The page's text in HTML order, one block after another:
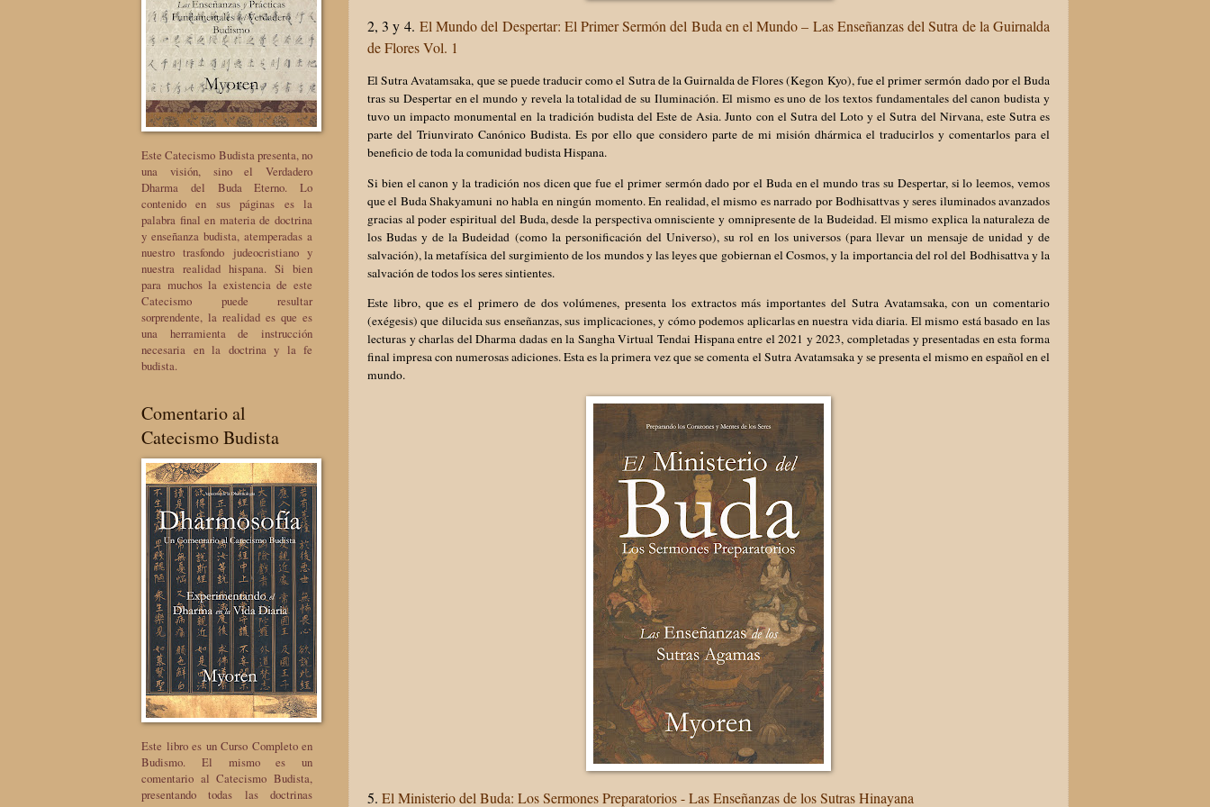
2, 3 y 4. El Mundo del Despertar: El Primer Sermón del Buda en el Mundo – Las Enseñanzas del Sutra de la Guirnalda
de Flores Vol. 1
El Sutra Avatamsaka, que se puede traducir como el Sutra de la Guirnalda de Flores (Kegon Kyo), fue el primer sermón dado por el Buda
tras su Despertar en el mundo y revela la totalidad de su Iluminación. El mismo es uno de los textos fundamentales del canon budista y
tuvo un impacto monumental en la tradición budista del Este de Asia. Junto con el Sutra del Loto y el Sutra del Nirvana, este Sutra es
parte del Triunvirato Canónico Budista. Es por ello que considero parte de mi misión dhármica el traducirlos y comentarlos para el
beneficio de toda la comunidad budista Hispana.
Si bien el canon y la tradición nos dicen que fue el primer sermón dado por el Buda en el mundo tras su Despertar, si lo leemos, vemos
que el Buda Shakyamuni no habla en ningún momento. En realidad, el mismo es narrado por Bodhisattvas y seres iluminados avanzados
gracias al poder espiritual del Buda, desde la perspectiva omnisciente y omnipresente de la Budeidad. El mismo explica la naturaleza de
los Budas y de la Budeidad (como la personificación del Universo), su rol en los universos (para llevar un mensaje de unidad y de
salvación), la metafísica del surgimiento de los mundos y las leyes que gobiernan el Cosmos, y la importancia del rol del Bodhisattva y la
salvación de todos los seres sintientes.
Este libro, que es el primero de dos volúmenes, presenta los extractos más importantes del Sutra Avatamsaka, con un comentario
(exégesis) que dilucida sus enseñanzas, sus implicaciones, y cómo podemos aplicarlas en nuestra vida diaria. El mismo está basado en las
lecturas y charlas del Dharma dadas en la Sangha Virtual Tendai Hispana entre el 2021 y 2023, completadas y presentadas en esta forma
final impresa con numerosas adiciones. Esta es la primera vez que se comenta el Sutra Avatamsaka y se presenta el mismo en español en el
mundo.
5. El Ministerio del Buda: Los Sermones Preparatorios - Las Enseñanzas de los Sutras Hinayana
Este Catecismo Budista presenta, no
una visión, sino el Verdadero
Dharma del Buda Eterno. Lo
contenido en sus páginas es la
palabra final en materia de doctrina
y enseñanza budista, atemperadas a
nuestro trasfondo judeocristiano y
nuestra realidad hispana. Si bien
para muchos la existencia de este
Catecismo puede resultar
sorprendente, la realidad es que es
una herramienta de instrucción
necesaria en la doctrina y la fe
budista.
Comentario al
Catecismo Budista
Este libro es un Curso Completo en
Budismo. El mismo es un
comentario al Catecismo Budista,
presentando todas las doctrinas